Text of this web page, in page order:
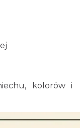
2026-08-11
kolorów i